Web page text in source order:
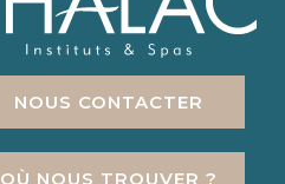
NOUS CONTACTER
OÙ NOUS TROUVER ?